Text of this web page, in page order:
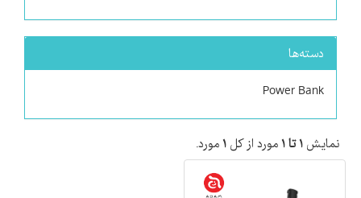
دسته‌ها
Power Bank
نمایش ۱ تا ۱ مورد از کل ۱ مورد.